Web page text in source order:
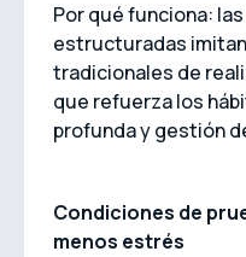
Por qué funciona:
estructuradas
tradicionales de
que refuerza los
profunda y gestión
Condiciones de
menos estrés